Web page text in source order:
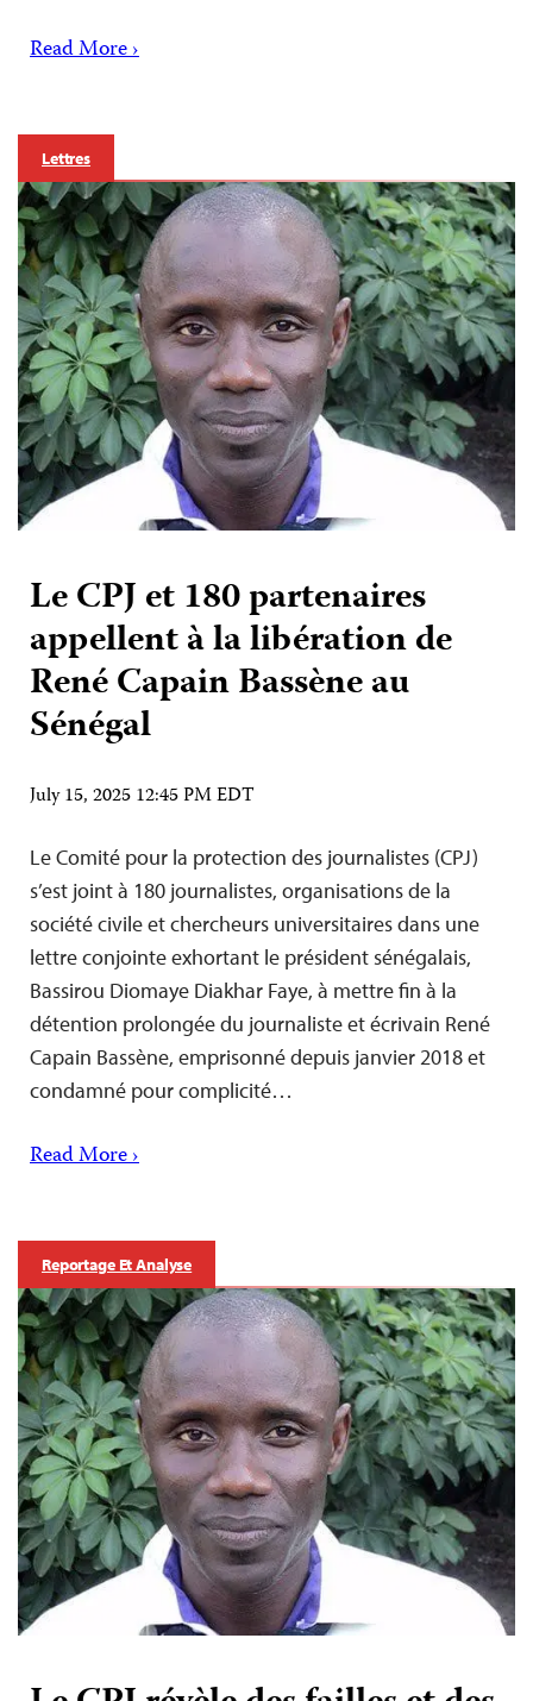
Read More ›
Lettres
Le CPJ et 180 partenaires
appellent à la libération de
René Capain Bassène au
Sénégal
July 15, 2025 12:45 PM EDT
Le Comité pour la protection des journalistes (CPJ)
s’est joint à 180 journalistes, organisations de la
société civile et chercheurs universitaires dans une
lettre conjointe exhortant le président sénégalais,
Bassirou Diomaye Diakhar Faye, à mettre fin à la
détention prolongée du journaliste et écrivain René
Capain Bassène, emprisonné depuis janvier 2018 et
condamné pour complicité…
Read More ›
Reportage Et Analyse